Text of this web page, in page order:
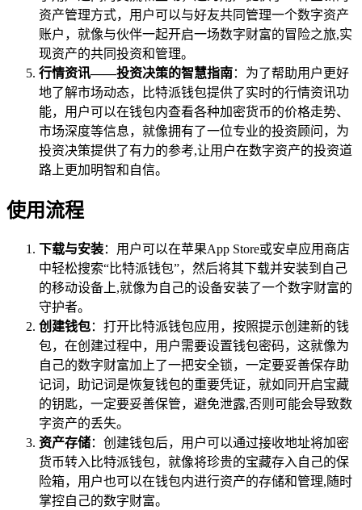
资产管理方式，用户可以与好友共同管理一个数字资产
账户，就像与伙伴一起开启一场数字财富的冒险之旅,实
现资产的共同投资和管理。
行情资讯——投资决策的智慧指南：为了帮助用户更好
地了解市场动态，比特派钱包提供了实时的行情资讯功
能，用户可以在钱包内查看各种加密货币的价格走势、
市场深度等信息，就像拥有了一位专业的投资顾问，为
投资决策提供了有力的参考,让用户在数字资产的投资道
路上更加明智和自信。
使用流程
下载与安装：用户可以在苹果App Store或安卓应用商店
中轻松搜索“比特派钱包”，然后将其下载并安装到自己
的移动设备上,就像为自己的设备安装了一个数字财富的
守护者。
创建钱包：打开比特派钱包应用，按照提示创建新的钱
包，在创建过程中，用户需要设置钱包密码，这就像为
自己的数字财富加上了一把安全锁，一定要妥善保存助
记词，助记词是恢复钱包的重要凭证，就如同开启宝藏
的钥匙，一定要妥善保管，避免泄露,否则可能会导致数
字资产的丢失。
资产存储：创建钱包后，用户可以通过接收地址将加密
货币转入比特派钱包，就像将珍贵的宝藏存入自己的保
险箱，用户也可以在钱包内进行资产的存储和管理,随时
掌控自己的数字财富。